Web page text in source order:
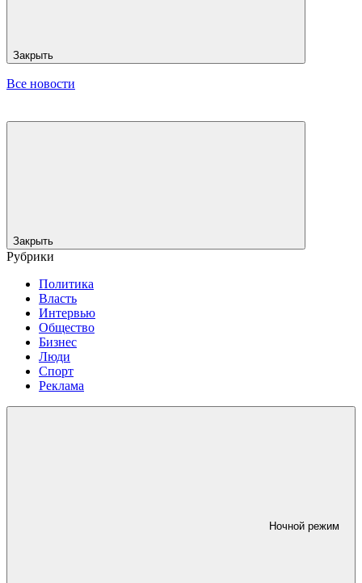
Закрыть
Все новости
Закрыть
Рубрики
Политика
Власть
Интервью
Общество
Бизнес
Люди
Спорт
Реклама
Ночной режим